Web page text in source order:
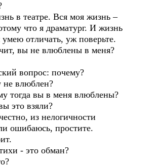
в театре. Вся моя жизнь –
что я драматург. И жизнь
отличать, уж поверьте.
вы не влюблены в меня?
вопрос: почему?
влюблен?
тогда вы в меня влюблены?
это взяли?
из нелогичности
ошибаюсь, простите.
- это обман?